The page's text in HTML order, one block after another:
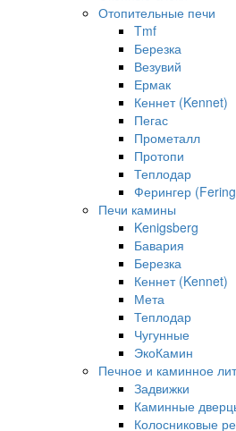
Отопительные печи
Tmf
Березка
Везувий
Ермак
Кеннет (Kennet)
Пегас
Прометалл
Протопи
Теплодар
Ферингер
Печи камины
Kenigsberg
Бавария
Березка
Кеннет (Kennet)
Мета
Теплодар
Чугунные
ЭкоКамин
Печное и каминное
Задвижки
Каминные
Колосниковые